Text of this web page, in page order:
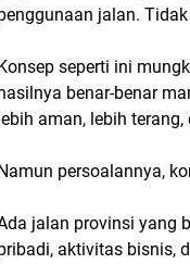
jalan.
seperti ini
benar-benar
aman, lebih
persoalannya,
jalan provinsi yang
aktivitas bisnis,